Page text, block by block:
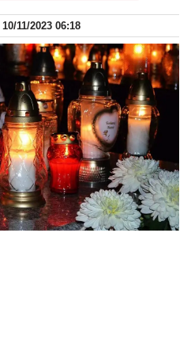
10/11/2023 06:18